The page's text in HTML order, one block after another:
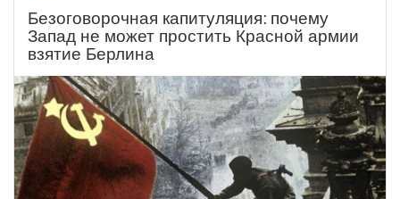
Безоговорочная капитуляция: почему
Запад не может простить Красной армии
взятие Берлина